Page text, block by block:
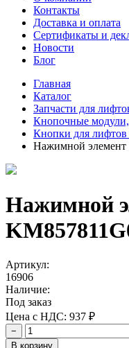
Контакты
Доставка и оплата
Сертификаты и
Новости
Блог
Главная
Каталог
Запчасти для
Кнопочные
Кнопки для лифтов
Нажимной элемент
Нажимной
Артикул:
16906
Наличие:
Под заказ
Цена с НДС: 937 ₽
−
В корзину